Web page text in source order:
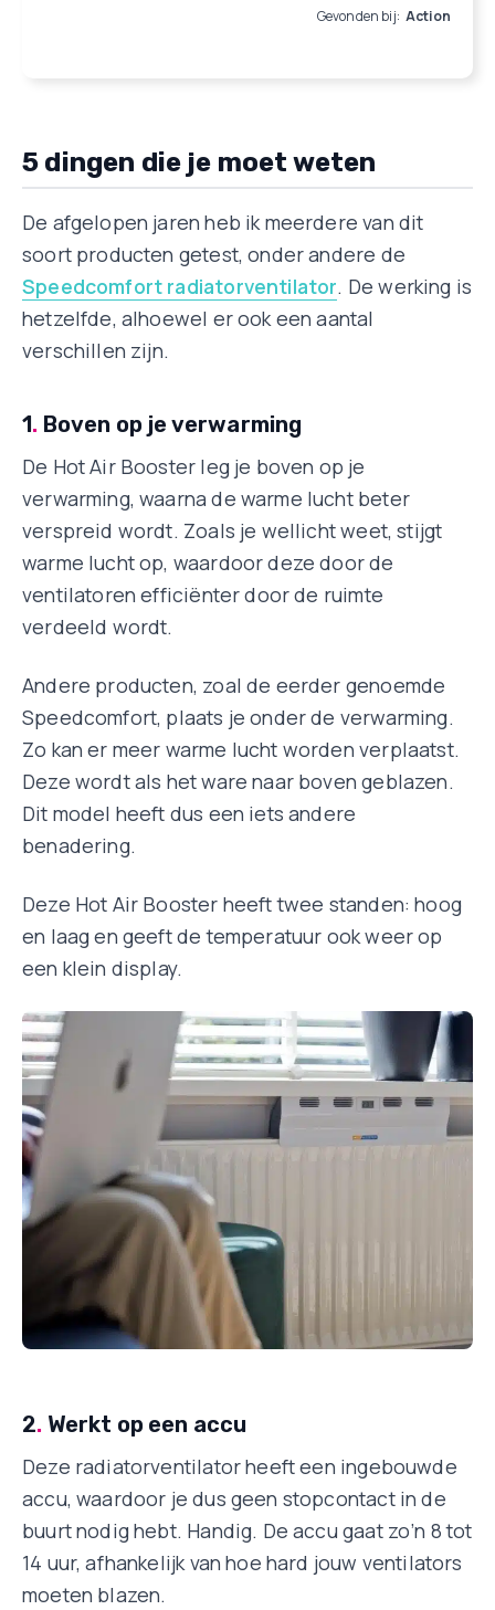
Gevonden bij: Action
5 dingen die je moet weten
De afgelopen jaren heb ik meerdere van dit
soort producten getest, onder andere de
Speedcomfort radiatorventilator. De werking is
hetzelfde, alhoewel er ook een aantal
verschillen zijn.
1. Boven op je verwarming
De Hot Air Booster leg je boven op je
verwarming, waarna de warme lucht beter
verspreid wordt. Zoals je wellicht weet, stijgt
warme lucht op, waardoor deze door de
ventilatoren efficiënter door de ruimte
verdeeld wordt.
Andere producten, zoal de eerder genoemde
Speedcomfort, plaats je onder de verwarming.
Zo kan er meer warme lucht worden verplaatst.
Deze wordt als het ware naar boven geblazen.
Dit model heeft dus een iets andere
benadering.
Deze Hot Air Booster heeft twee standen: hoog
en laag en geeft de temperatuur ook weer op
een klein display.
2. Werkt op een accu
Deze radiatorventilator heeft een ingebouwde
accu, waardoor je dus geen stopcontact in de
buurt nodig hebt. Handig. De accu gaat zo’n 8 tot
14 uur, afhankelijk van hoe hard jouw ventilators
moeten blazen.